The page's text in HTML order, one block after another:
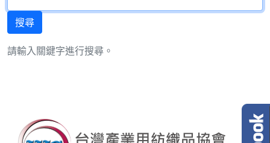
請輸入關鍵字進行搜尋。